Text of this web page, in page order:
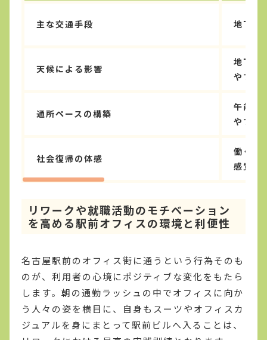
主な交通手段 地下鉄
天候による影響
地下道
やすい
通所ペースの構築
午前の
やすい
社会復帰の体感
働く人
感覚が
リワークや就職活動のモチベーション
を高める駅前オフィスの環境と利便性
名古屋駅前のオフィス街に通うという行為そのも
のが、利用者の心境にポジティブな変化をもたら
します。朝の通勤ラッシュの中でオフィスに向か
う人々の姿を横目に、自身もスーツやオフィスカ
ジュアルを身にまとって駅前ビルへ入ることは、